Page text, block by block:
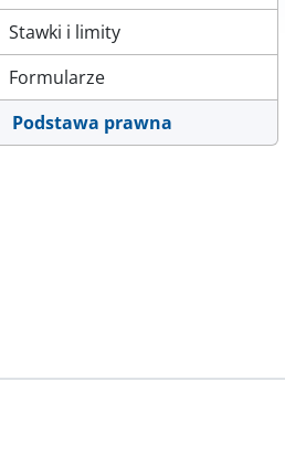
Stawki i limity
Formularze
Podstawa prawna